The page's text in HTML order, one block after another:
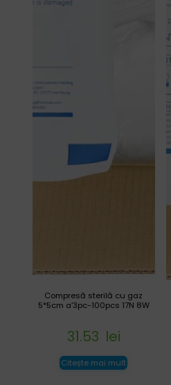
Compresă sterilă cu gaz
5*5cm a’3pc-100pcs 17N 8W
31.53 lei
Citește mai mult